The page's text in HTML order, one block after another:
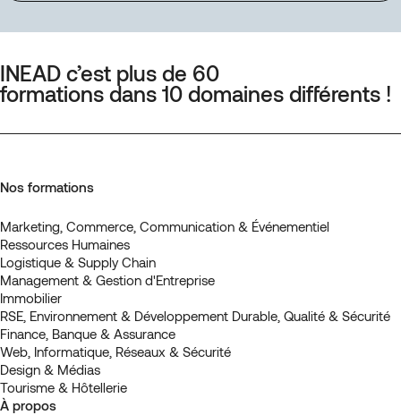
INEAD c’est plus de 60
formations dans 10 domaines différents !
Nos formations
Marketing, Commerce, Communication & Événementiel
Ressources Humaines
Logistique & Supply Chain
Management & Gestion d'Entreprise
Immobilier
RSE, Environnement & Développement Durable, Qualité & Sécurité
Finance, Banque & Assurance
Web, Informatique, Réseaux & Sécurité
Design & Médias
Tourisme & Hôtellerie
À propos